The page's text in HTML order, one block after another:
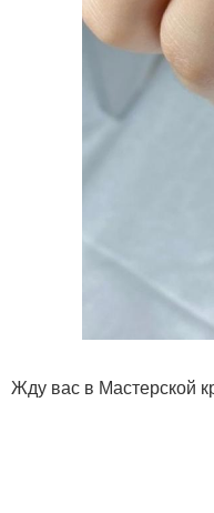
Жду вас в Мастерской